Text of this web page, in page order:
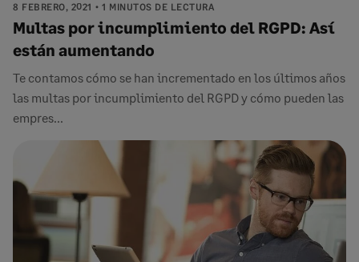
8 FEBRERO, 2021 1 MINUTOS DE LECTURA
Multas por incumplimiento del RGPD: Así
están aumentando
Te contamos cómo se han incrementado en los últimos años
las multas por incumplimiento del RGPD y cómo pueden las
empres...